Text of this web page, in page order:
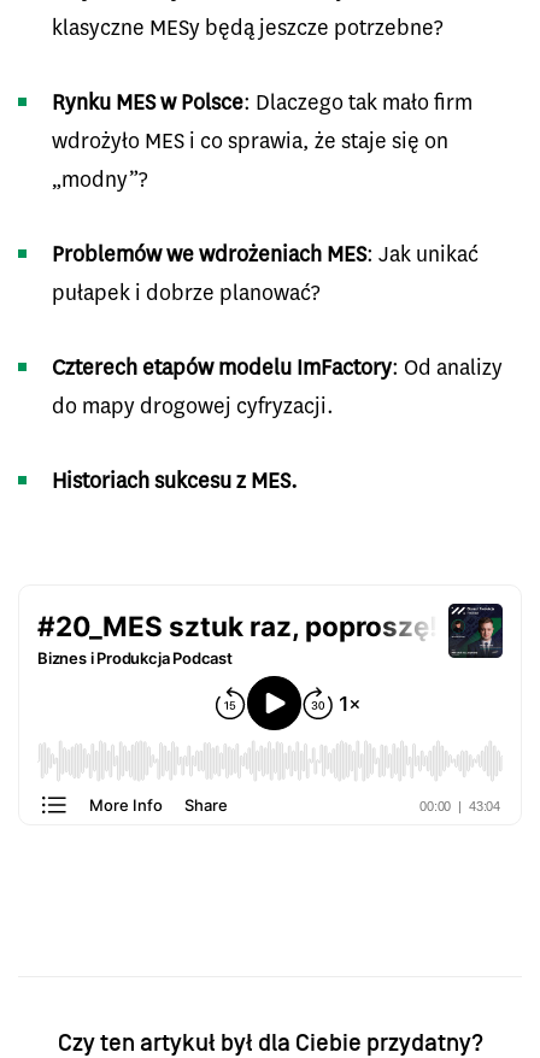
klasyczne MESy będą jeszcze potrzebne?
Rynku MES w Polsce: Dlaczego tak mało firm
wdrożyło MES i co sprawia, że staje się on
„modny”?
Problemów we wdrożeniach MES: Jak unikać
pułapek i dobrze planować?
Czterech etapów modelu ImFactory: Od analizy
do mapy drogowej cyfryzacji.
Historiach sukcesu z MES.
Czy ten artykuł był dla Ciebie przydatny?